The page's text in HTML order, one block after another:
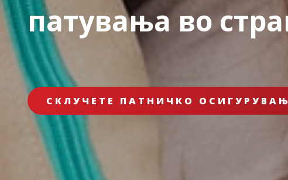
патувања во
СКЛУЧЕТЕ ПАТНИЧКО